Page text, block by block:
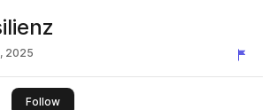
2025
Followthis publisher